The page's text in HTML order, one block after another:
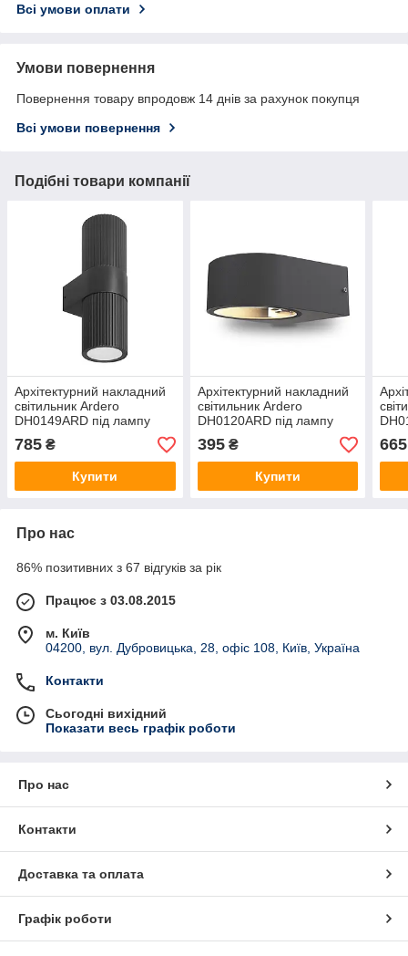
Всі умови оплати
Умови повернення
Повернення товару впродовж 14 днів за рахунок покупця
Всі умови повернення
Подібні товари компанії
Архітектурний накладний
світильник Ardero
DH0149ARD під лампу
чорний
785 ₴
Купити
Архітектурний накладний
світильник Ardero
DH0120ARD під лампу
чорний
395₴
Купити
665
Про нас
86% позитивних з 67 відгуків за рік
Працює з 03.08.2015
м. Київ
04200, вул. Дубровицька, 28, офіс 108, Київ, Україна
Контакти
Сьогодні вихідний
Показати весь графік роботи
Про нас
Контакти
Доставка та оплата
Графік роботи